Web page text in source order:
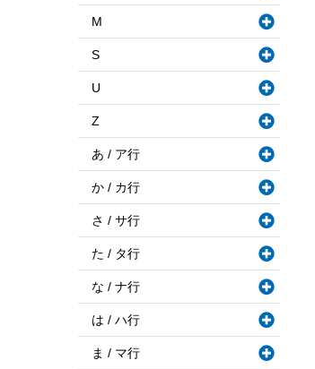
M
S
U
Z
あ / ア行
か / カ行
さ / サ行
た / タ行
な / ナ行
は / ハ行
ま / マ行